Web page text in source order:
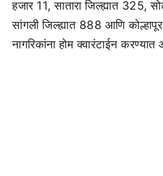
हजार 11, सातारा जिल्ह्यात 325,
सांगली जिल्ह्यात 888 आणि
नागरिकांना होम क्वारंटाईन